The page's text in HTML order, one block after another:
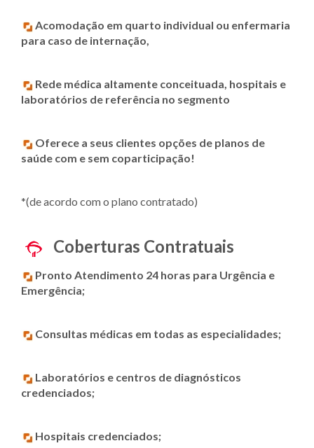
Acomodação em quarto individual ou enfermaria
para caso de internação,
Rede médica altamente conceituada, hospitais e
laboratórios de referência no segmento
Oferece a seus clientes opções de planos de
saúde com e sem coparticipação!
*(de acordo com o plano contratado)
Coberturas Contratuais
Pronto Atendimento 24 horas para Urgência e
Emergência;
Consultas médicas em todas as especialidades;
Laboratórios e centros de diagnósticos
credenciados;
Hospitais credenciados;